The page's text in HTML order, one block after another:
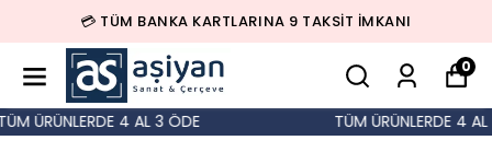
💳 TÜM BANKA KARTLARINA 9 TAKSİT İMKANI
0
ÜRÜNLERDE 4 AL 3 ÖDE TÜM ÜRÜNLERDE 4 AL